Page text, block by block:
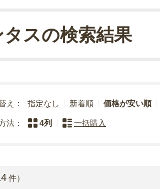
スの検索結果
え： 指定なし 新着順 価格が安い順
法： 4列 一括購入
件）